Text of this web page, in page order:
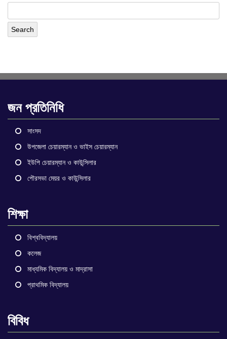
জন প্রতিনিধি
সাংসদ
উপজেলা চেয়ারম্যান ও ভাইস চেয়ারম্যান
ইউপি চেয়ারম্যান ও কাউন্সিলার
পৌরসভা মেয়র ও কাউন্সিলার
শিক্ষা
বিশ্ববিদ্যালয়
কলেজ
মাধ্যমিক বিদ্যালয় ও মাদ্রাসা
প্রাথমিক বিদ্যালয়
বিবিধ